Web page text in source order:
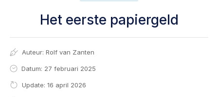
Het eerste papiergeld
Auteur: Rolf van Zanten
Datum: 27 februari 2025
Update: 16 april 2026